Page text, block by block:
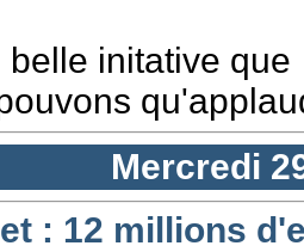
belle initative que
Mercredi
: 12 millions